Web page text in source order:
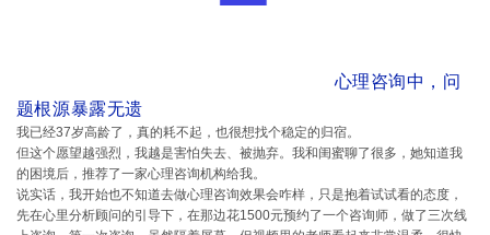
心理咨询中，问
题根源暴露无遗
我已经37岁高龄了，真的耗不起，也很想找个稳定的归宿。
但这个愿望越强烈，我越是害怕失去、被抛弃。我和闺蜜聊了很多，她知道我
的困境后，推荐了一家心理咨询机构给我。
说实话，我开始也不知道去做心理咨询效果会咋样，只是抱着试试看的态度，
先在心里分析顾问的引导下，在那边花1500元预约了一个咨询师，做了三次线